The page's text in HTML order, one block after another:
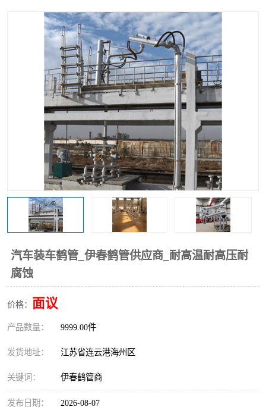
汽车装车鹤管_伊春鹤管供应商_耐高温耐高压耐
腐蚀
价格： 面议
产品数量： 9999.00件
发货地址： 江苏省连云港海州区
关键词： 伊春鹤管商
发布日期： 2026-08-07